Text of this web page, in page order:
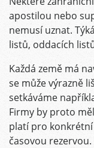
apostilou nebo
nemusí uznat.
listů, oddacích
Každá země má
se může výrazně
setkáváme
Firmy by proto
platí pro
časovou rezervou.